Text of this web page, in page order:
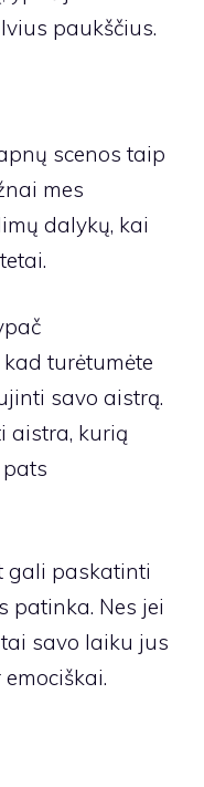
paukščius.
scenos taip
mes
dalykų, kai
turėtumėte
savo aistrą.
aistra, kurią
gali paskatinti
patinka. Nes jei
savo laiku jus